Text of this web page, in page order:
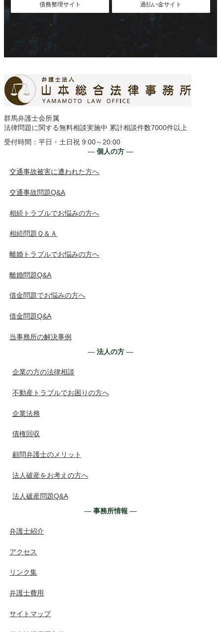
債務整理サイト 過払い金サイト
群馬弁護士会所属
法律問題に関する無料相談実施中 累計相談件数7000件以上
受付時間：平日・土日祝 9:00～20:00
― 個人の方 ―
交通事故被害に遭われた方へ
交通事故問題Q&A
相続トラブルでお悩みの方へ
相続問題Ｑ＆Ａ
離婚トラブルでお悩みの方へ
離婚問題Q&A
借金問題でお悩みの方へ
借金問題Q&A
当事務所の解決事例
― 法人の方 ―
企業の方の法律相談
不動産トラブルでお困りの方へ
企業法務
債権回収
顧問弁護士のメリット
法人破産をお考えの方へ
法人破産問題Q&A
― 事務所情報 ―
弁護士紹介
アクセス
リンク集
弁護士費用
サイトマップ